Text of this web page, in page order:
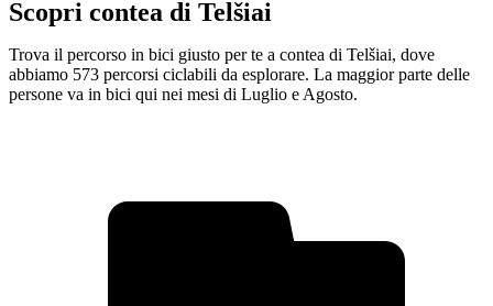
Scopri contea di Telšiai
Trova il percorso in bici giusto per te a contea di Telšiai, dove
abbiamo 573 percorsi ciclabili da esplorare. La maggior parte delle
persone va in bici qui nei mesi di Luglio e Agosto.